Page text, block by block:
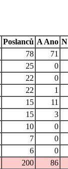
Poslanců A Ano N
78
71
25
0
22
0
22
1
15
11
15
3
10
0
7
0
6
0
200 86